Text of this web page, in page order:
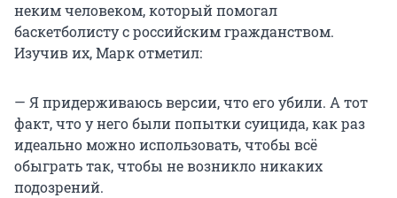
неким человеком, который помогал
баскетболисту с российским гражданством.
Изучив их, Марк отметил:
— Я придерживаюсь версии, что его убили. А тот
факт, что у него были попытки суицида, как раз
идеально можно использовать, чтобы всё
обыграть так, чтобы не возникло никаких
подозрений.